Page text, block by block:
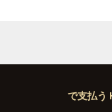
で支払う